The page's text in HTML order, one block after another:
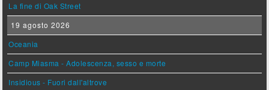
La fine di Oak Street
19 agosto 2026
Oceania
Camp Miasma - Adolescenza, sesso e morte
Insidious - Fuori dall'altrove